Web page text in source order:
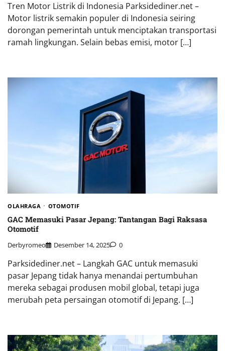
Tren Motor Listrik di Indonesia Parksidediner.net –
Motor listrik semakin populer di Indonesia seiring
dorongan pemerintah untuk menciptakan transportasi
ramah lingkungan. Selain bebas emisi, motor […]
OLAHRAGA OTOMOTIF
GAC Memasuki Pasar Jepang: Tantangan Bagi Raksasa
Otomotif
Derbyromeo Desember 14, 2025 0
Parksidediner.net – Langkah GAC untuk memasuki
pasar Jepang tidak hanya menandai pertumbuhan
mereka sebagai produsen mobil global, tetapi juga
merubah peta persaingan otomotif di Jepang. […]